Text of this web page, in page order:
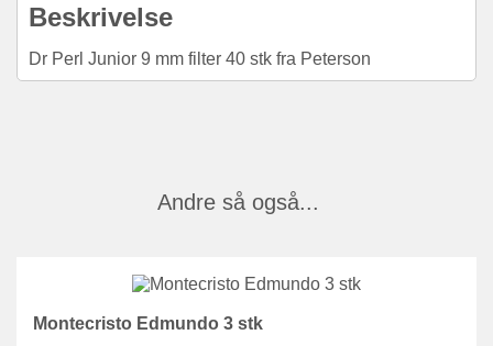
Beskrivelse
Dr Perl Junior 9 mm filter 40 stk fra Peterson
Andre så også...
Montecristo Edmundo 3 stk